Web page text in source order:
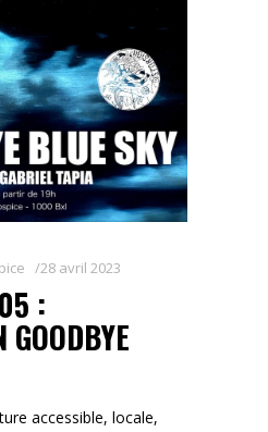
28 avril 2023
:
GOODBYE
accessible, locale,